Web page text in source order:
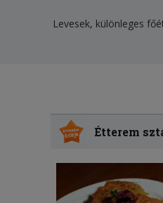
Levesek, különleges
Étterem